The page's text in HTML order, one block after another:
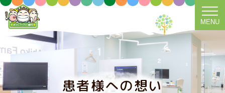
MENU
患者様への想い